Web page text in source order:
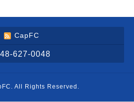
CapFC
627-0048
. All Rights Reserved.